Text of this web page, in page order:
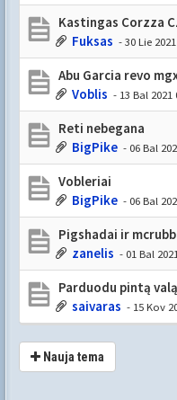
Kastingas Corzza
Fuksas - 30 Lie
Abu Garcia revo
Voblis - 13 Bal 2021
Reti nebegana
BigPike - 06 Bal
Vobleriai
BigPike - 06 Bal
Pigshadai ir
zanelis - 01 Bal
Parduodu pintą valą
saivaras - 15 Kov
Nauja tema